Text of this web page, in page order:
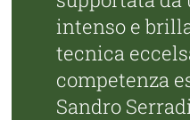
intenso e
tecnica
competenza
Sandro